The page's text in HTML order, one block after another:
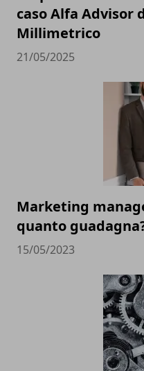
caso Alfa Advisor
Millimetrico
21/05/2025
Marketing
quanto
15/05/2023